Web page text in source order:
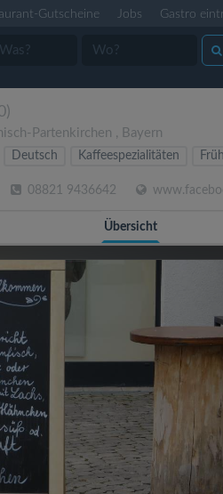
Gutscheine Jobs Gastro
Partenkirchen , Bayern
Deutsch Kaffeespezialitäten
08821 9436642
Übersicht